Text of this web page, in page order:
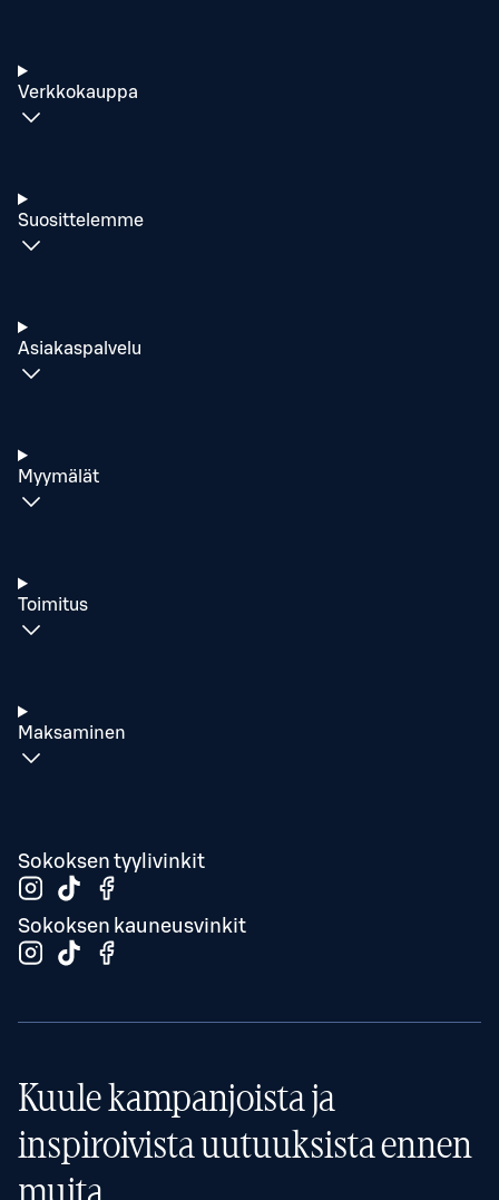
Verkkokauppa
Suosittelemme
Asiakaspalvelu
Myymälät
Toimitus
Maksaminen
Sokoksen tyylivinkit
Sokoksen kauneusvinkit
Kuule kampanjoista ja
inspiroivista uutuuksista ennen